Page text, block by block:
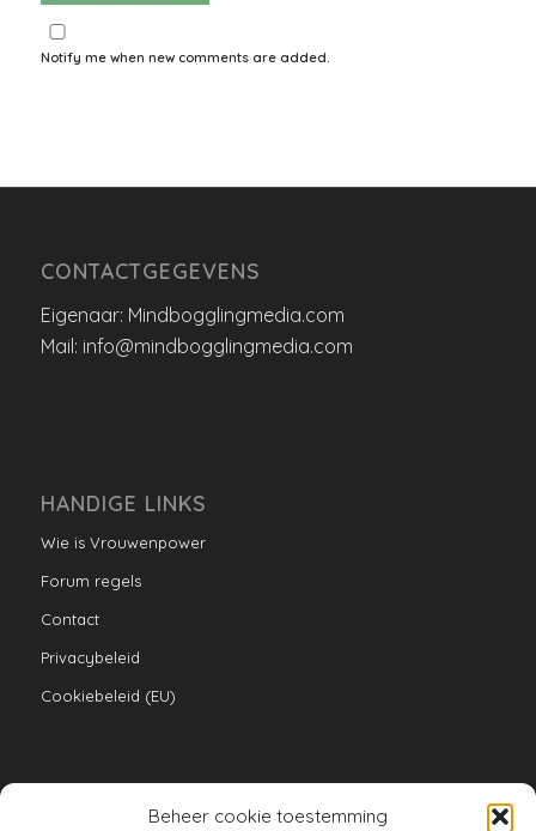
Beheer cookie toestemming
Notify me when new comments are added.
CONTACTGEGEVENS
Eigenaar: Mindbogglingmedia.com
Mail: info@mindbogglingmedia.com
HANDIGE LINKS
Wie is Vrouwenpower
Forum regels
Contact
Privacybeleid
Cookiebeleid (EU)